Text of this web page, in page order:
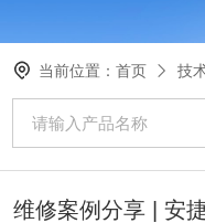
当前位置：首页 技
维修案例分享 | 安